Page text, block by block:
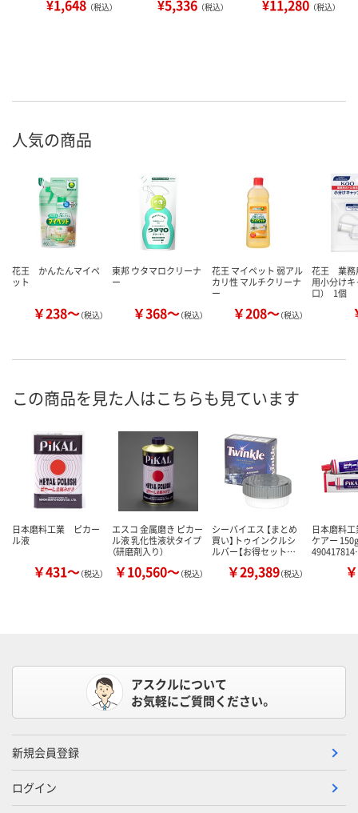
¥1,648 （税込） ¥5,336 （税込） ¥11,280 （税込）
人気の商品
花王 かんたんマイペ
ット
￥238～（税込）
東邦 ウタマロクリーナ
ー
￥368～（税込）
花王 マイペット 弱アル
カリ性 マルチクリーナ
ー
￥208～（税込）
花王 業務
用小分けキ
口） 1個
この商品を見た人はこちらも見ています
日本磨料工業 ピカー
ル液
￥431～（税込）
エスコ 金属磨き ピカー
ル液 乳化性液状タイプ
（研磨剤入り）
￥10,560～（税込）
シーバイエス 【まとめ
買い】トゥインクルシ
ルバー【お得セット…
￥29,389（税込）
日本磨料
ケアー 150g
アスクルについて
お気軽にご質問ください。
新規会員登録
ログイン